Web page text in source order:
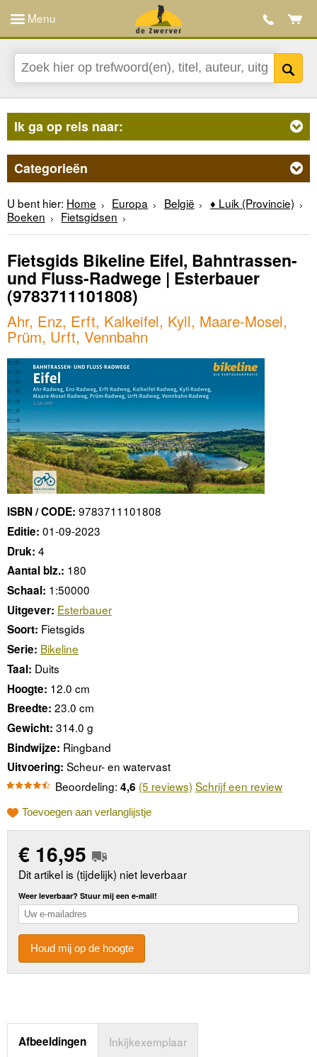
Menu
Ik ga op reis naar:
Categorieën
U bent hier: Home Europa België
♦ Luik (Provincie)
Boeken
Fietsgidsen
Fietsgids Bikeline Eifel, Bahntrassen-
und Fluss-Radwege | Esterbauer
(9783711101808)
Ahr, Enz, Erft, Kalkeifel, Kyll, Maare-Mosel,
Prüm, Urft, Vennbahn
ISBN / CODE: 9783711101808
Editie: 01-09-2023
Druk: 4
Aantal blz.: 180
Schaal: 1:50000
Uitgever: Esterbauer
Soort: Fietsgids
Serie: Bikeline
Taal: Duits
Hoogte: 12.0 cm
Breedte: 23.0 cm
Gewicht: 314.0 g
Bindwijze: Ringband
Uitvoering: Scheur- en watervast
Beoordeling: 4,6 (5 reviews) Schrijf een review
Toevoegen aan verlanglijstje
€ 16,95
Dit artikel is (tijdelijk) niet leverbaar
Weer leverbaar? Stuur mij een e-mail!
Houd mij op de hoogte
Afbeeldingen Inkijkexemplaar